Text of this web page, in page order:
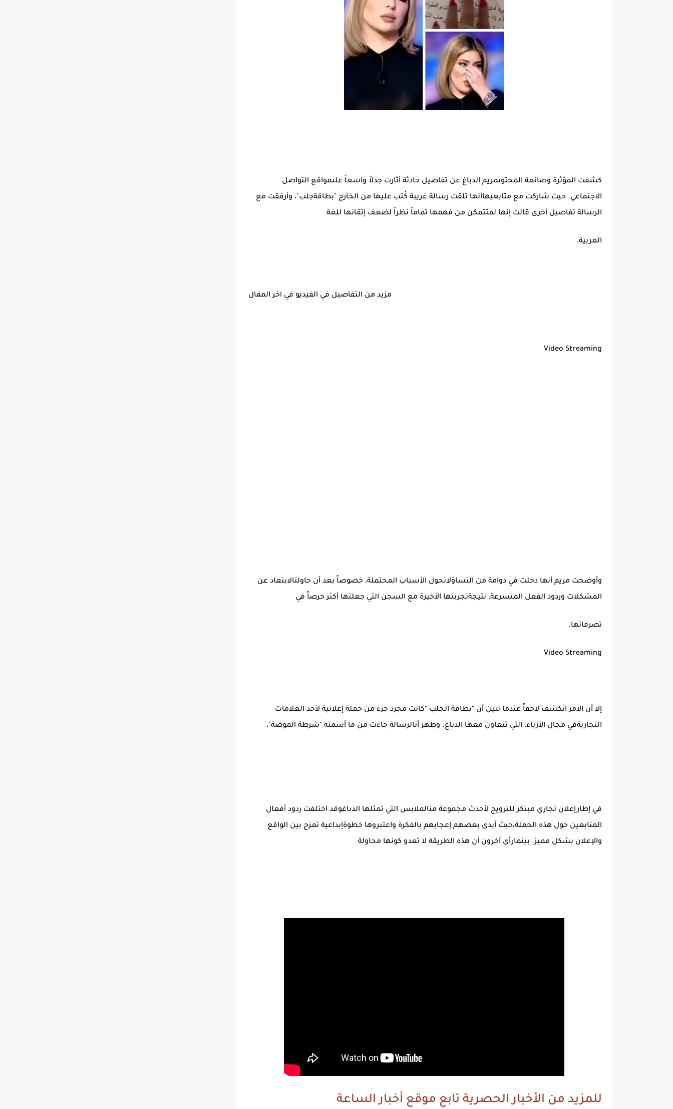
كشفت المؤثرة وصانعة المحتوىمريم الدباغ عن تفاصيل حادثة أثارت جدلاً واسعاً علىمواقع التواصل
الاجتماعي. حيث شاركت مع متابعيهاأنها تلقت رسالة غريبة كُتب عليها من الخارج "بطاقةجلب"، وأرفقت مع
الرسالة تفاصيل أخرى قالت إنها لمتتمكن من فهمها تماماً نظراً لضعف إتقانها للغة
العربية.
مزيد من التفاصيل في الفيديو في اخر المقال
Video Streaming
وأوضحت مريم أنها دخلت في دوامة من التساؤلاتحول الأسباب المحتملة، خصوصاً بعد أن حاولتالابتعاد عن
المشكلات وردود الفعل المتسرعة، نتيجةتجربتها الأخيرة مع السجن التي جعلتها أكثر حرصاً في
تصرفاتها.
Video Streaming
إلا أن الأمر انكشف لاحقاً عندما تبين أن "بطاقة الجلب "كانت مجرد جزء من حملة إعلانية لأحد العلامات
التجاريةفي مجال الأزياء، التي تتعاون معها الدباغ. وظهر أنالرسالة جاءت من ما أسمته "شرطة الموضة"،
في إطارإعلان تجاري مبتكر للترويج لأحدث مجموعة منالملابس التي تمثلها الدباغوقد اختلفت ردود أفعال
المتابعين حول هذه الحملة،حيث أبدى بعضهم إعجابهم بالفكرة واعتبروها خطوةإبداعية تمزج بين الواقع
والإعلان بشكل مميز. بينمارأى آخرون أن هذه الطريقة لا تعدو كونها محاولة
للمزيد من الأخبار الحصرية تابع موقع أخبار الساعة